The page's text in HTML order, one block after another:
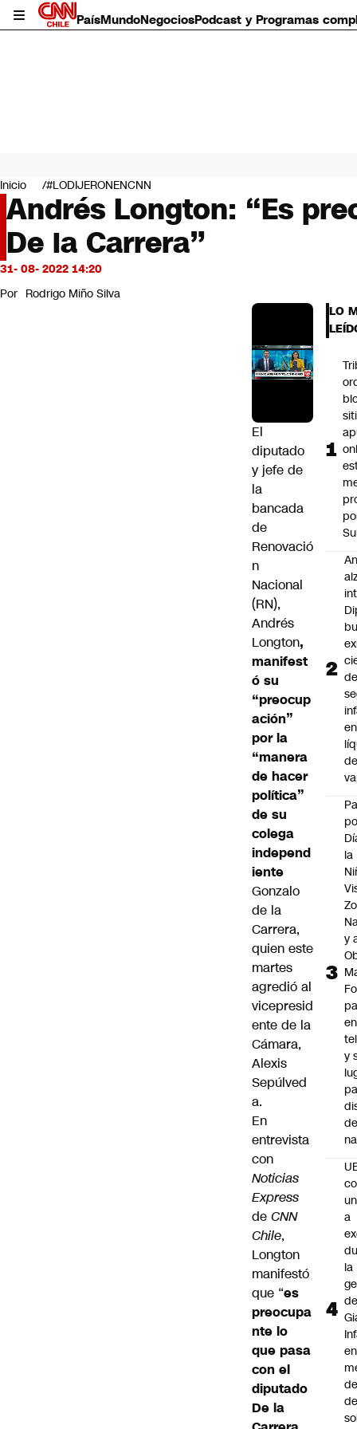
PaísMundoNegociosPodcast y Programas
Mundo
Negocios
Deportes
Programas completos
Cultura
Servicios
Bits
CNN Data
Inicio #LODIJERONENCNN
Andrés Longton: “Es
De la Carrera”
31- 08- 2022 14:20
Por Rodrigo Miño Silva
El
diputado
y jefe de
la
bancada
de
Renovació
n
Nacional
(RN),
Andrés
Longton,
manifest
ó su
“preocup
ación”
por la
“manera
de hacer
política”
de su
colega
independ
iente
Gonzalo
de la
Carrera,
quien este
martes
agredió al
vicepresid
ente de la
Cámara,
Alexis
Sepúlved
a.
En
entrevista
con
Noticias
Express
de CNN
Chile,
Longton
manifestó
que “es
preocupa
nte lo
que pasa
con el
diputado
De la
LO
de
en
de
la
y
en
y
a
la
de
en
de